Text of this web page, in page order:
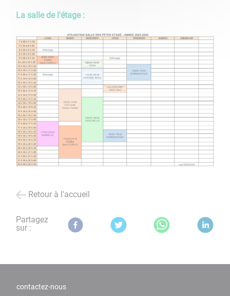
La salle de l'étage :
Retour à l'accueil
Partagez
sur :
contactez-nous